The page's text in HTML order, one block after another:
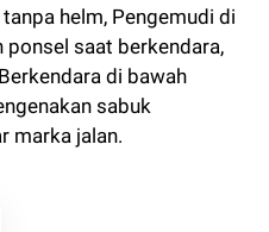
helm, Pengemudi di
ponsel saat berkendara,
di bawah
sabuk
marka jalan.